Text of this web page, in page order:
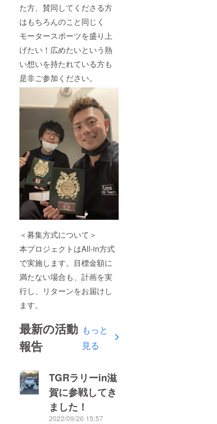
た方、賛同してくださる方
はもちろんのこと同じく
モータースポーツを盛り上
げたい！広めたいという熱
い想いを持たれている方も
是非ご参加ください。
＜募集方式について＞
本プロジェクトはAll-in方式
で実施します。目標金額に
満たない場合も、計画を実
行し、リターンをお届けし
ます。
最新の活動
報告
もっと
見る
TGRラリーin滋
賀に参戦してき
ました！
2022/09/26 15:57